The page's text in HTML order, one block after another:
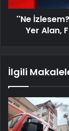
''Ne
Yer Alan,
İlgili